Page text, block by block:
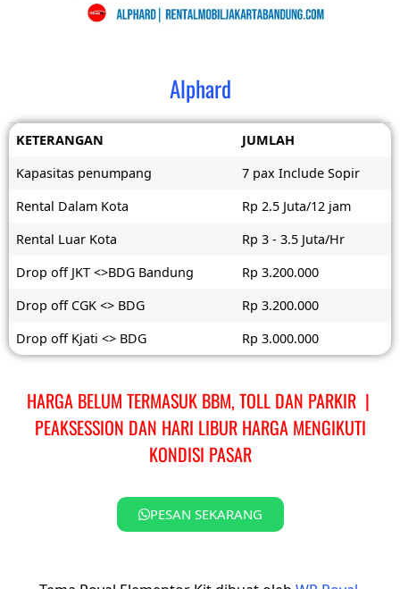
Alphard
KETERANGAN
JUMLAH
Kapasitas penumpang
7 pax Include Sopir
Rental Dalam Kota
Rp 2.5 Juta/12 jam
Rental Luar Kota
Rp 3 - 3.5 Juta/Hr
Drop off JKT <>BDG Bandung
Rp 3.200.000
Drop off CGK <> BDG
Rp 3.200.000
Drop off Kjati <> BDG
Rp 3.000.000
HARGA BELUM TERMASUK BBM, TOLL DAN PARKIR |
PEAKSESSION DAN HARI LIBUR HARGA MENGIKUTI
KONDISI PASAR
PESAN SEKARANG